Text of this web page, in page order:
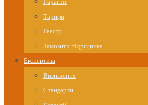
Гарантії
Тарифи
Реєстр
Замовити підрядника
Експертиза
Визначення
Стандарти